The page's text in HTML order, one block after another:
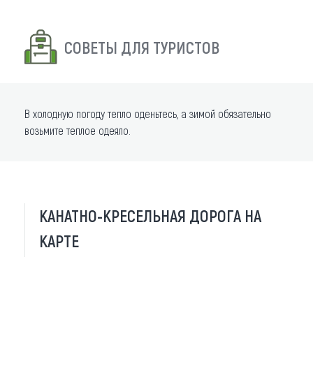
СОВЕТЫ ДЛЯ ТУРИСТОВ
В холодную погоду тепло оденьтесь, а зимой обязательно
возьмите теплое одеяло.
КАНАТНО-КРЕСЕЛЬНАЯ ДОРОГА НА
КАРТЕ